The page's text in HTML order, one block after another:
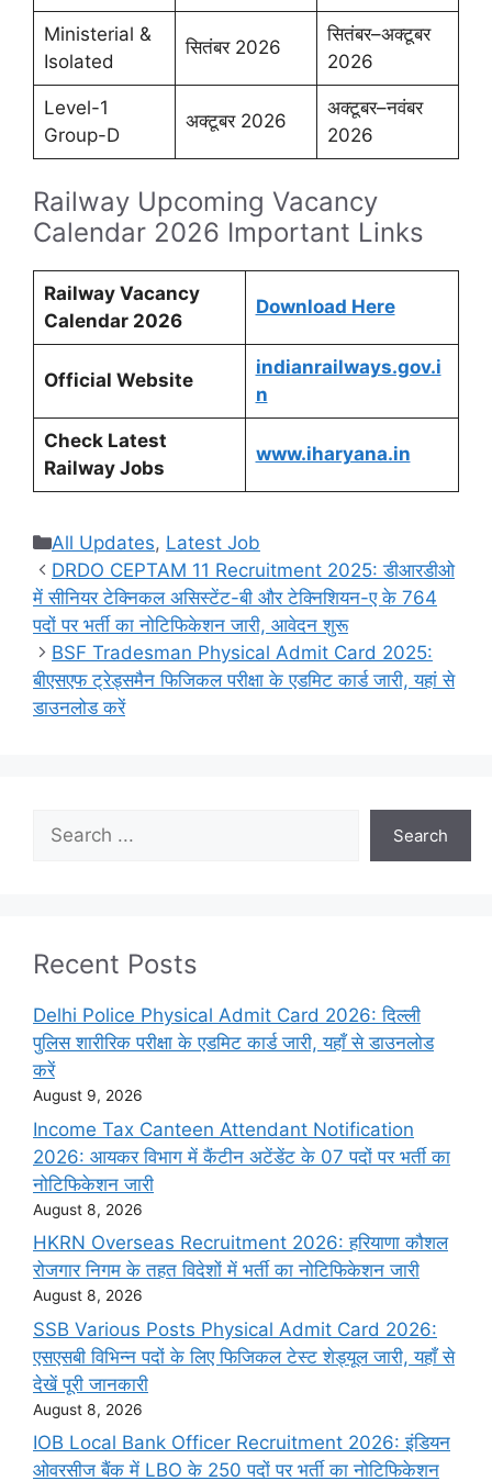
Ministerial &
Isolated
सितंबर 2026
सितंबर–अक्टूबर
2026
Level-1
Group-D
अक्टूबर 2026
अक्टूबर–नवंबर
2026
Railway Upcoming Vacancy
Calendar 2026 Important Links
Railway Vacancy
Calendar 2026
Download Here
Official Website
indianrailways.gov.i
n
Check Latest
Railway Jobs
www.iharyana.in
Categories
All Updates, Latest Job
DRDO CEPTAM 11 Recruitment 2025: डीआरडीओ
में सीनियर टेक्निकल असिस्टेंट-बी और टेक्निशियन-ए के 764
पदों पर भर्ती का नोटिफिकेशन जारी, आवेदन शुरू
BSF Tradesman Physical Admit Card 2025:
बीएसएफ ट्रेड्समैन फिजिकल परीक्षा के एडमिट कार्ड जारी, यहां से
डाउनलोड करें
Search
Search
Recent Posts
Delhi Police Physical Admit Card 2026: दिल्ली
पुलिस शारीरिक परीक्षा के एडमिट कार्ड जारी, यहाँ से डाउनलोड
करें
August 9, 2026
Income Tax Canteen Attendant Notification
2026: आयकर विभाग में कैंटीन अटेंडेंट के 07 पदों पर भर्ती का
नोटिफिकेशन जारी
August 8, 2026
HKRN Overseas Recruitment 2026: हरियाणा कौशल
रोजगार निगम के तहत विदेशों में भर्ती का नोटिफिकेशन जारी
August 8, 2026
SSB Various Posts Physical Admit Card 2026:
एसएसबी विभिन्न पदों के लिए फिजिकल टेस्ट शेड्यूल जारी, यहाँ से
देखें पूरी जानकारी
August 8, 2026
IOB Local Bank Officer Recruitment 2026: इंडियन
ओवरसीज बैंक में LBO के 250 पदों पर भर्ती का नोटिफिकेशन